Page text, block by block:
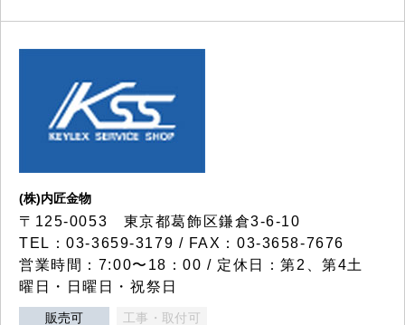
(株)内匠金物
〒125-0053 東京都葛飾区鎌倉3-6-10
TEL：03-3659-3179 / FAX：03-3658-7676
営業時間：7:00〜18：00 / 定休日：第2、第4土
曜日・日曜日・祝祭日
販売可 工事・取付可